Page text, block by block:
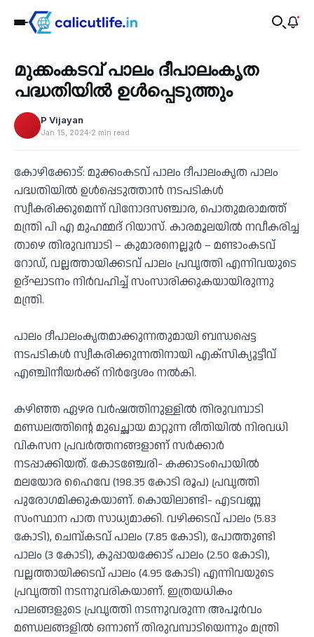
‹
Tourism
മുക്കംകടവ് പാലം ദീപാലംകൃത
പദ്ധതിയിൽ ഉൾപ്പെടുത്തും
P Vijayan
Jan 15, 2024 2 min read
കോഴിക്കോട്: മുക്കംകടവ് പാലം ദീപാലംകൃത പാലം
പദ്ധതിയിൽ ഉൾപ്പെടുത്താൻ നടപടികൾ
സ്വീകരിക്കുമെന്ന് വിനോദസഞ്ചാര, പൊതുമരാമത്ത്
മന്ത്രി പി എ മുഹമ്മദ് റിയാസ്. കാരമൂലയിൽ നവീകരിച്ച
താഴെ തിരുവമ്പാടി – കുമാരനെല്ലൂർ – മണ്ടാംകടവ്
റോഡ്, വല്ലത്തായിക്കടവ് പാലം പ്രവൃത്തി എന്നിവയുടെ
ഉദ്ഘാടനം നിർവഹിച്ച് സംസാരിക്കുകയായിരുന്നു
മന്ത്രി.
പാലം ദീപാലംകൃതമാക്കുന്നതുമായി ബന്ധപ്പെട്ട
നടപടികൾ സ്വീകരിക്കുന്നതിനായി എക്സിക്യൂട്ടീവ്
എഞ്ചിനീയർക്ക് നിർദ്ദേശം നൽകി.
കഴിഞ്ഞ ഏഴര വർഷത്തിനുള്ളിൽ തിരുവമ്പാടി
മണ്ഡലത്തിന്റെ മുഖച്ഛായ മാറ്റുന്ന രീതിയിൽ നിരവധി
വികസന പ്രവർത്തനങ്ങളാണ് സർക്കാർ
നടപ്പാക്കിയത്. കോടഞ്ചേരി- കക്കാടംപൊയിൽ
മലയോര ഹൈവേ (198.35 കോടി രൂപ) പ്രവൃത്തി
പുരോഗമിക്കുകയാണ്. കൊയിലാണ്ടി- എടവണ്ണ
സംസ്ഥാന പാത സാധ്യമാക്കി. വഴിക്കടവ് പാലം (5.83
കോടി), ചെമ്പ്കടവ് പാലം (7.85 കോടി), പോത്തുണ്ടി
പാലം (3 കോടി), കുപ്പായക്കോട് പാലം (2.50 കോടി),
വല്ലത്തായിക്കടവ് പാലം (4.95 കോടി) എന്നിവയുടെ
പ്രവൃത്തി നടന്നുവരികയാണ്. ഇത്രയധികം
പാലങ്ങളുടെ പ്രവൃത്തി നടന്നുവരുന്ന അപൂർവം
മണ്ഡലങ്ങളിൽ ഒന്നാണ് തിരുവമ്പാടിയെന്നും മന്ത്രി